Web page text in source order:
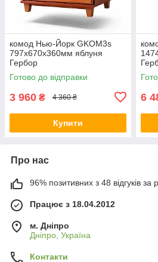
комод Нью-Йорк GKOM3s
797х670х360мм яблуня
Гербор
Готово до відправки
3 960 ₴ 4 360 ₴
Купити
6
Про нас
96% позитивних з 48 відгуків за
Працює з 18.04.2012
м. Дніпро
Дніпро, Україна
Контакти